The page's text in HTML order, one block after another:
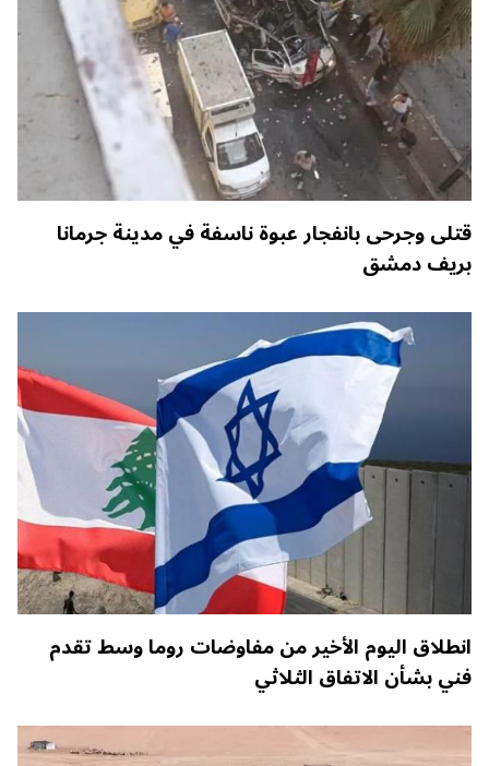
قتلى وجرحى بانفجار عبوة ناسفة في مدينة جرمانا
بريف دمشق
انطلاق اليوم الأخير من مفاوضات روما وسط تقدم
فني بشأن الاتفاق الثلاثي